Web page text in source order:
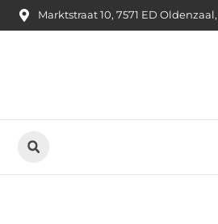
Marktstraat 10, 7571 ED